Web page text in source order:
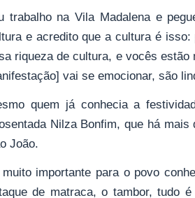
trabalho na Vila Madalena e
e acredito que a cultura é
riqueza de cultura, e vocês estão
vai se emocionar, são
quem já conhecia a
Nilza Bonfim, que há
João.
muito importante para o povo
de matraca, o tambor, tudo